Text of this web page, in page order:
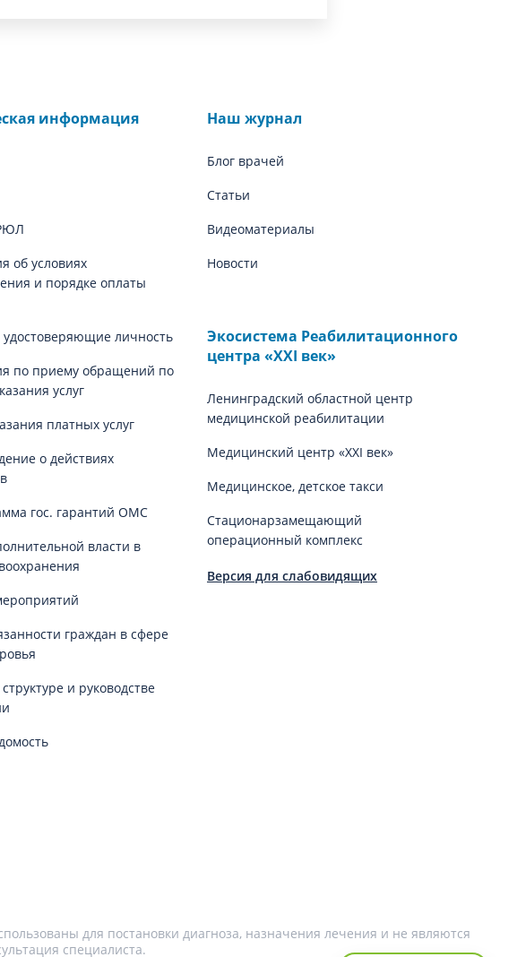
информация
об условиях
и порядке оплаты
личность
по приему обращений по
услуг
платных услуг
о действиях
гос. гарантий ОМС
власти в
граждан в сфере
и руководстве
Наш журнал
Блог врачей
Статьи
Видеоматериалы
Новости
Экосистема Реабилитационного
центра «‎XXI век»
Ленинградский областной центр
медицинской реабилитации
Медицинский центр «‎XXI век»
Медицинское, детское такси
Стационарзамещающий
операционный комплекс
Версия для слабовидящих
для постановки диагноза, назначения лечения и не являются
специалиста.